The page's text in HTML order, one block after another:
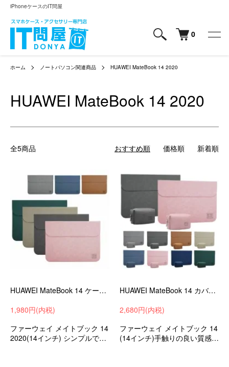
iPhoneケースのIT問屋
0
ホーム ノートパソコン関連商品 HUAWEI MateBook 14 2020
HUAWEI MateBook 14 2020
全5商品 おすすめ順 価格順 新着順
HUAWEI MateBook 14 ケース/カバー レザー ポーチ/カバン スリーブレザー ファーウェイ メイトブック 14ケース
1,980円(内税)
ファーウェイ メイトブック 14
2020(14インチ) シンプルでベ
HUAWEI MateBook 14 カバー レザー 電源収納ポーチ付き セカンドバッグ型 ファーウェイ メイトブック 14ケース
2,680円(内税)
ファーウェイ メイトブック 14
(14インチ)手触りの良い質感の